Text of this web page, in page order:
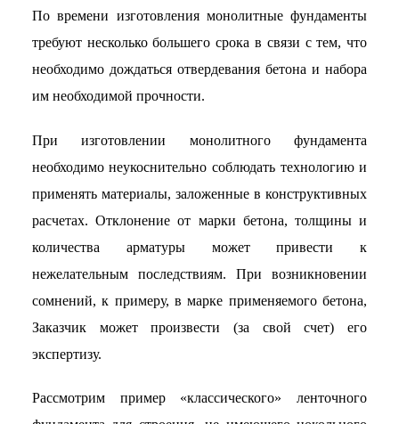
По времени изготовления монолитные фундаменты
требуют несколько большего срока в связи с тем, что
необходимо дождаться отвердевания бетона и набора
им необходимой прочности.
При изготовлении монолитного фундамента
необходимо неукоснительно соблюдать технологию и
применять материалы, заложенные в конструктивных
расчетах. Отклонение от марки бетона, толщины и
количества арматуры может привести к
нежелательным последствиям. При возникновении
сомнений, к примеру, в марке применяемого бетона,
Заказчик может произвести (за свой счет) его
экспертизу.
Рассмотрим пример «классического» ленточного